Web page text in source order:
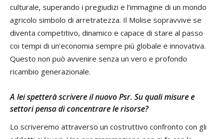
culturale, superando i pregiudizi e l’immagine di un mondo
agricolo simbolo di arretratezza. Il Molise sopravvive se
diventa competitivo, dinamico e capace di stare al passo
coi tempi di un’economia sempre più globale e innovativa.
Questo non può avvenire senza un vero e profondo
ricambio generazionale.
A lei spetterà scrivere il nuovo Psr. Su quali misure e
settori pensa di concentrare le risorse?
Lo scriveremo attraverso un costruttivo confronto con gli